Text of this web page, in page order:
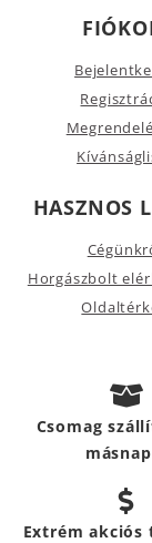
HASZNOS
Horgászbolt
Csomag
Extrém akciós